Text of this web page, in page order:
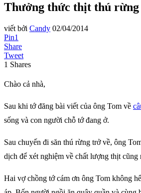
Thưởng thức thịt thú
viết bởi Candy 02/04/2014
Pin1
Share
Tweet
1 Shares
Chào cả nhà,
Sau khi tớ đăng bài viết của ông Tom về
sống và con người chỗ tớ đang ở.
Sau chuyến đi săn thú rừng trở về, ông
dịch để xét nghiệm về chất lượng thịt
Hai vợ chồng tớ cám ơn ông Tom không